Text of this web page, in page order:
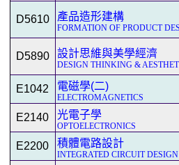
D5610 產品造形建構
FORMATION OF PRODUCT
D5890 設計思維與美學經濟
DESIGN THINKING &
E1042
電磁學(二)
ELECTROMAGNETICS
E2140 光電子學
OPTOELECTRONICS
E2200 積體電路設計
INTEGRATED CIRCUIT DESIGN